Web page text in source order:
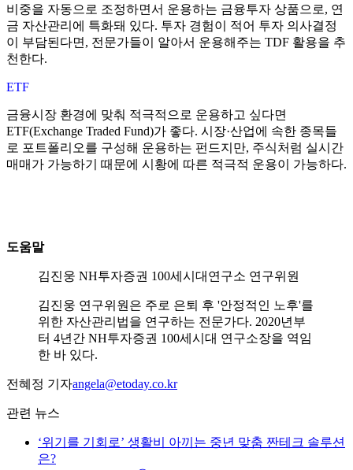
비중을 자동으로 조정하면서 운용하는 금융투자 상품으로, 연
금 자산관리에 특화돼 있다. 투자 경험이 적어 투자 의사결정
이 부담된다면, 전문가들이 알아서 운용해주는 TDF 활용을 추
천한다.
ETF
금융시장 환경에 맞춰 적극적으로 운용하고 싶다면
ETF(Exchange Traded Fund)가 좋다. 시장·산업에 속한 종목들
로 포트폴리오를 구성해 운용하는 펀드지만, 주식처럼 실시간
매매가 가능하기 때문에 시황에 따른 적극적 운용이 가능하다.
도움말
김진웅 NH투자증권 100세시대연구소 연구위원
김진웅 연구위원은 주로 은퇴 후 '안정적인 노후'를
위한 자산관리법을 연구하는 전문가다. 2020년부
터 4년간 NH투자증권 100세시대 연구소장을 역임
한 바 있다.
전혜정 기자angela@etoday.co.kr
관련 뉴스
‘위기를 기회로’ 생활비 아끼는 중년 맞춤 짠테크 솔루션
은?